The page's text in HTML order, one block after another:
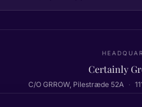
Certainly
C/O GRROW, Pilestræde 52A ·